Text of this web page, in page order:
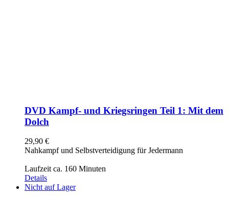
DVD Kampf- und Kriegsringen Teil 1: Mit dem
Dolch
29,90 €
Nahkampf und Selbstverteidigung für Jedermann
Laufzeit ca. 160 Minuten
Details
Nicht auf Lager